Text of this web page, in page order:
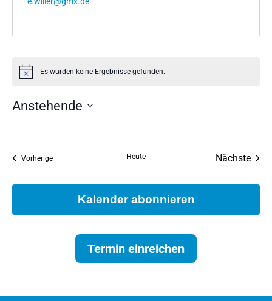
HinweisEs wurden keine Ergebnisse gefunden.
Anstehende
VorherigeVeranstaltungen Heute Nächste
Kalender abonnieren
Termin einreichen